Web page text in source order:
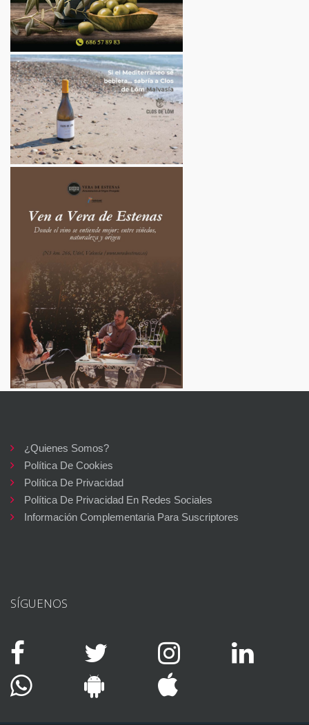
¿Quienes Somos?
Política De Cookies
Política De Privacidad
Política De Privacidad En Redes Sociales
Información Complementaria Para Suscriptores
SÍGUENOS